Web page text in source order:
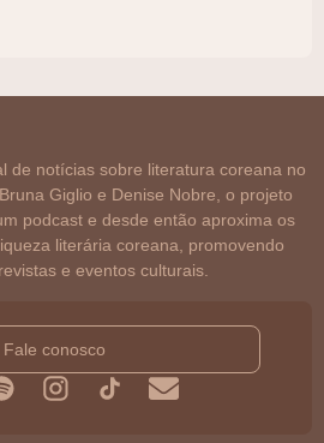
de notícias sobre literatura coreana no
Giglio e Denise Nobre, o projeto
podcast e desde então aproxima os
literária coreana, promovendo
e eventos culturais.
Fale conosco